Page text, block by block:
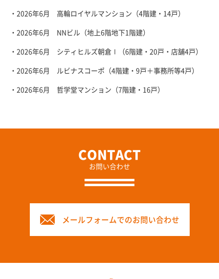
・2026年6月 高輪ロイヤルマンション（4階建・14戸）
・2026年6月 NNビル（地上6階地下1階建）
・2026年6月 シティヒルズ朝倉Ⅰ（6階建・20戸・店舗4戸）
・2026年6月 ルビナスコーポ（4階建・9戸＋事務所等4戸）
・2026年6月 哲学堂マンション（7階建・16戸）
お問い合わせ
メールフォームでのお問い合わせ